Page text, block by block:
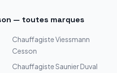
— toutes marques
ChauffagisteViessmann
Cesson
ChauffagisteSaunier Duval